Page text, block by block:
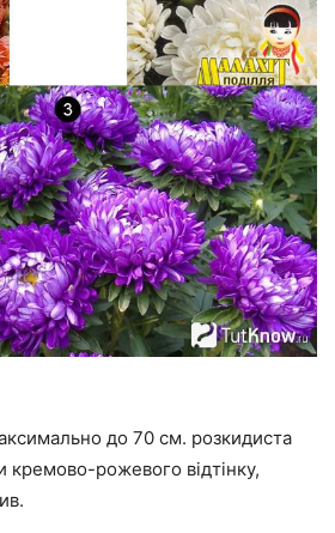
до 70 см. розкидиста
кремово-рожевого відтінку,